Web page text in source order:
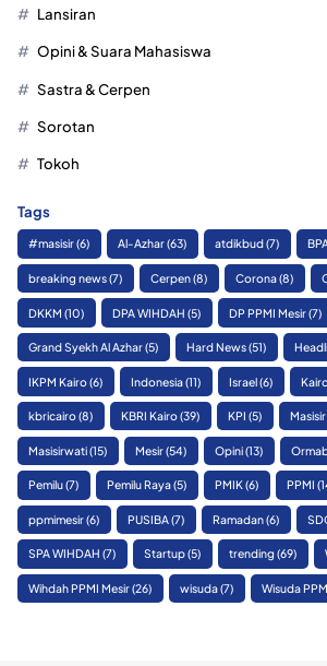
Lansiran
Opini & Suara Mahasiswa
Sastra & Cerpen
Sorotan
Tokoh
Tags
#masisir(6) Al-Azhar(63) atdikbud(7)
breaking news(7) Cerpen(8) Corona(8)
DKKM (10) DPA WIHDAH (5) DP PPMI Mesir(7)
Grand Syekh Al Azhar(5) Hard News(51)
IKPM Kairo(6) Indonesia(11) Israel(6)
kbricairo(8) KBRI Kairo(39) KPI (5) Masisir
Masisirwati(15) Mesir(54) Opini(13)
Pemilu(7) Pemilu Raya(5) PMIK(6) PPMI
ppmimesir(6) PUSIBA(7) Ramadan(6)
SPA WIHDAH (7) Startup(5) trending (69)
Wihdah PPMI Mesir(26) wisuda(7) Wisuda